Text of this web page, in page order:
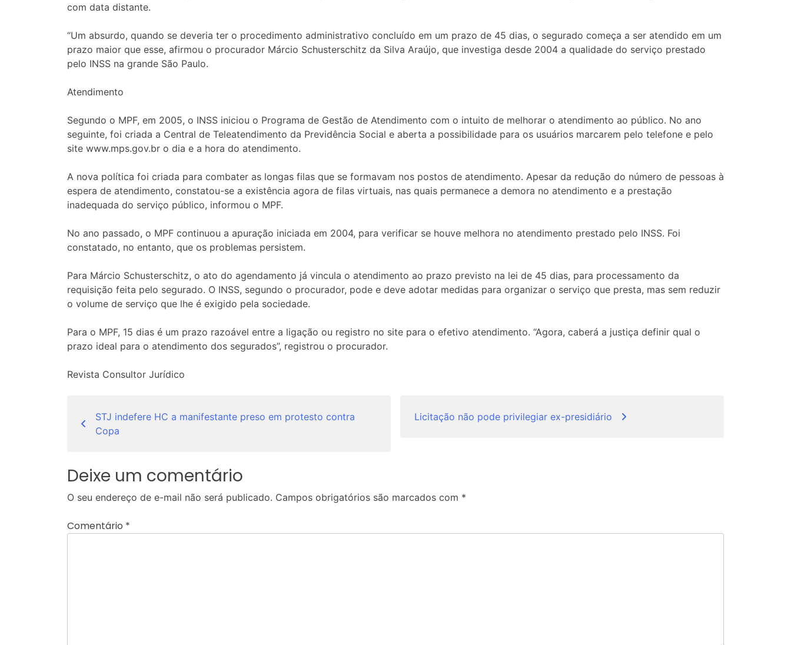
com data distante.
“Um absurdo, quando se deveria ter o procedimento administrativo concluído em um prazo de 45 dias, o segurado começa a ser atendido em um
prazo maior que esse, afirmou o procurador Márcio Schusterschitz da Silva Araújo, que investiga desde 2004 a qualidade do serviço prestado
pelo INSS na grande São Paulo.
Atendimento
Segundo o MPF, em 2005, o INSS iniciou o Programa de Gestão de Atendimento com o intuito de melhorar o atendimento ao público. No ano
seguinte, foi criada a Central de Teleatendimento da Previdência Social e aberta a possibilidade para os usuários marcarem pelo telefone e pelo
site www.mps.gov.br o dia e a hora do atendimento.
A nova política foi criada para combater as longas filas que se formavam nos postos de atendimento. Apesar da redução do número de pessoas à
espera de atendimento, constatou-se a existência agora de filas virtuais, nas quais permanece a demora no atendimento e a prestação
inadequada do serviço público, informou o MPF.
No ano passado, o MPF continuou a apuração iniciada em 2004, para verificar se houve melhora no atendimento prestado pelo INSS. Foi
constatado, no entanto, que os problemas persistem.
Para Márcio Schusterschitz, o ato do agendamento já vincula o atendimento ao prazo previsto na lei de 45 dias, para processamento da
requisição feita pelo segurado. O INSS, segundo o procurador, pode e deve adotar medidas para organizar o serviço que presta, mas sem reduzir
o volume de serviço que lhe é exigido pela sociedade.
Para o MPF, 15 dias é um prazo razoável entre a ligação ou registro no site para o efetivo atendimento. “Agora, caberá a justiça definir qual o
prazo ideal para o atendimento dos segurados”, registrou o procurador.
Revista Consultor Jurídico
Navegação
de
STJ indefere HC a manifestante preso em protesto contra
Copa
Licitação não pode privilegiar ex-presidiário
Deixe um comentário
O seu endereço de e-mail não será publicado. Campos obrigatórios são marcados com *
Comentário *